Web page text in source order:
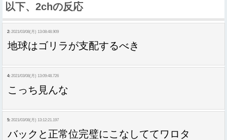
以下、2chの反応
2: 2021/03/08(月) 13:08:48.909
地球はゴリラが支配するべき
4: 2021/03/08(月) 13:09:48.726
こっち見んな
5: 2021/03/08(月) 13:12:21.197
バックと正常位完璧にこなしててワロタ